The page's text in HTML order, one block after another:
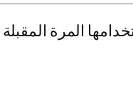
المرة